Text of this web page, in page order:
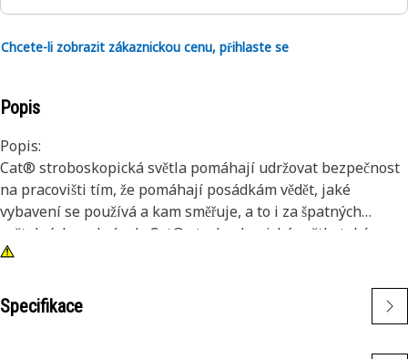
Chcete-li zobrazit zákaznickou cenu, přihlaste se
Popis
Popis:
Cat® stroboskopická světla pomáhají udržovat bezpečnost
na pracovišti tím, že pomáhají posádkám vědět, jaké
vybavení se používá a kam směřuje, a to i za špatných
světelných podmínek. Cat® stroboskopická světla také
nabízejí extra jasné světlo, které slouží jako varovný
vibracím a vydrží téměř jakékoli podmínky na staveništi.
Jasné a odolné stroboskopy Cat se připevňují k různým
Specifikace